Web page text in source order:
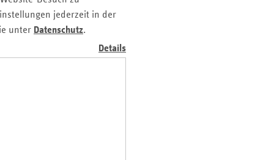
jederzeit in der
unter Datenschutz.
Details
Nähe unserer sechs